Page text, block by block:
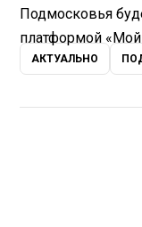
Подмосковья
платформой «Мой
АКТУАЛЬНО